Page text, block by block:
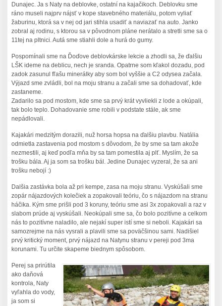
Dunajec. Ja s Naty na deblovke, ostatní na kajačikoch. Deblovku sme
ráno museli najprv nájsť v kope stavebného materiálu, potom vyliať
žaburinu, ktorá sa v nej od jari stihla usadiť a naviazať na auto. Janko
zobral aj rodinu, s ktorou sa v pôvodnom pláne nerátalo a stretli sme sa o
11tej na pltnici. Autá sme stiahli dole a hurá do gumy.
Pospomínali sme na Ďoďove deblovkárske lekcie a zhodli sa, že ďalšiu
LŠK ideme na deblicu, nech je sranda. Opatrne som kľakol dozadu, pod
zadok zasunul fľašu minerálky aby som bol vyššie a C2 odysea začala.
Výjazd sme zvládli, bol na moju stranu a začali sme sa dohadovať, kde
zastaneme.
Zadarilo sa pod mostom, kde sme sa prvý krát vyvliekli z lode a okúpali,
tak bolo teplo. Dohadovanie sme robili v podstate stále, ak sme
nepádlovali.
Kajakári medzitým dorazili, nuž horsa hopsa na ďalšiu plavbu. Natália
odmietla zastavenia pod mostom s dôvodom, že by sme sa tam akože
nezmestili, aj keď podľa mňa by sa tam pomestila aj plť. Myslím, že sa
trošku bála. Aj ja som sa trošku bál. Jedine Dunajec vyzeral, že sa ani
trošku nebojí :)
Dalšia zastávka bola až pri kempe, zasa na moju stranu. Vyskúšali sme
zopár nájazdových kolečiek a zopakovali teóriu, čo s nájazdom na stranu
háčika. Kým sme prišli pod 3 koruny, teóriu sme asi 3x zopakovali a raz v
slabom prúde aj vyskúšali. Neokúpali sme sa, čo bolo pozitívne a celkom
nás to pozitívne naladilo, ale nejakí super istí sme si neboli. Kajakári sa
samozrejme na nás vysrali a plavili sme sa poväčšinou sami. Nadišiel
prvý kritický moment, prvý nájazd na Natynu stranu v pereji pod 3ma
korunami. Tu určite skapeme biednym spôsobom.
Perej sa prirútila
ako daňová
kontrola, Naty
vyľahla do vody,
ja som si